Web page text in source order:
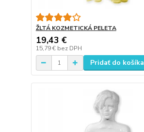
ŽLTÁ KOZMETICKÁ PELETA
19,43 €
15,79 € bez DPH
Pridať do košíka